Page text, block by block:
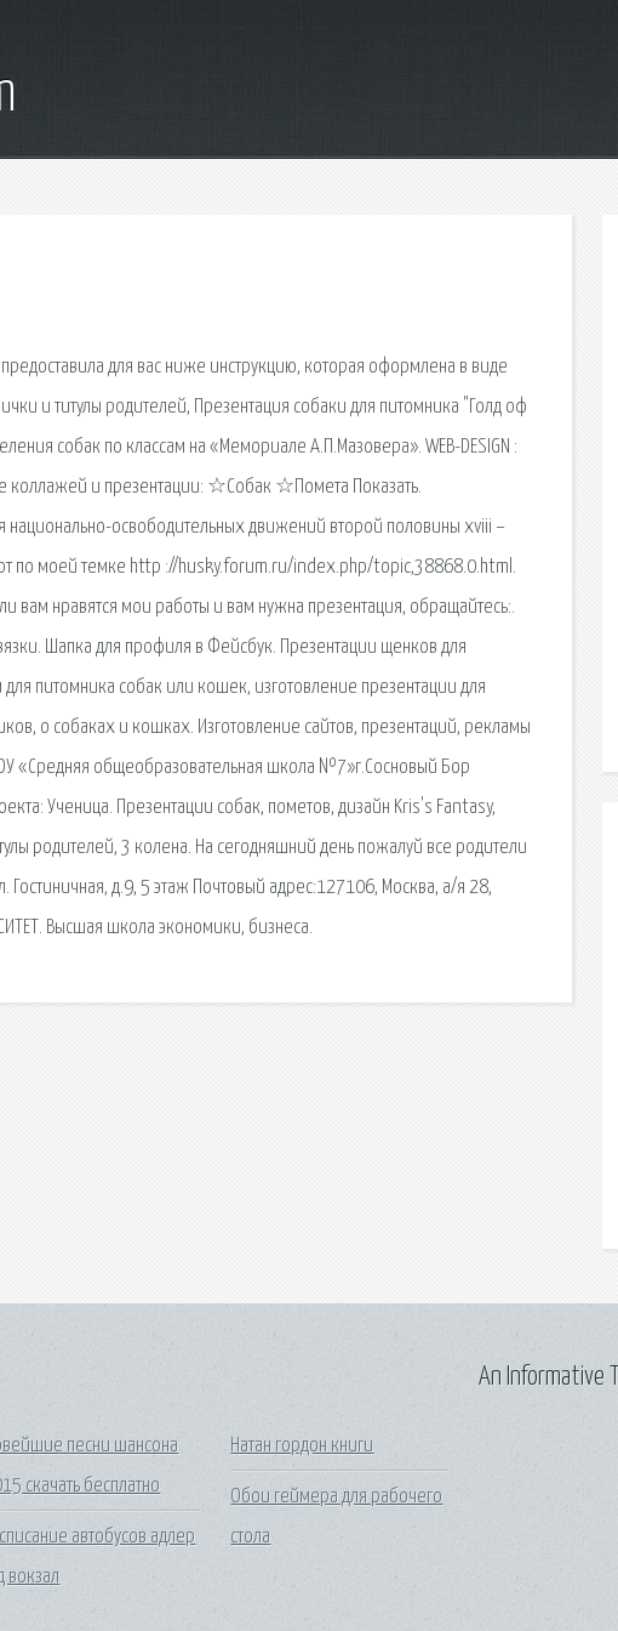
для вас ниже инструкцию, которая оформлена в виде
и титулы родителей, Презентация собаки для питомника "Голд оф
собак по классам на «Мемориале А.П.Мазовера». WEB-DESIGN :
коллажей и презентации: ☆Собак ☆Помета Показать.
национально-освободительных движений второй половины xviii –
по моей темке http ://husky.forum.ru/index.php/topic,38868.0.html.
вам нравятся мои работы и вам нужна презентация, обращайтесь:.
Шапка для профиля в Фейсбук. Презентации щенков для
питомника собак или кошек, изготовление презентации для
о собаках и кошках. Изготовление сайтов, презентаций, рекламы
«Средняя общеобразовательная школа №7»г.Сосновый Бор
Ученица. Презентации собак, пометов, дизайн Kris's Fantasy,
родителей, 3 колена. На сегодняшний день пожалуй все родители
Гостиничная, д.9, 5 этаж Почтовый адрес:127106, Москва, а/я 28,
Высшая школа экономики, бизнеса.
песни шансона
скачать бесплатно
автобусов адлер
вокзал
Натан гордон книги
Обои геймера для рабочего
стола
An Informative